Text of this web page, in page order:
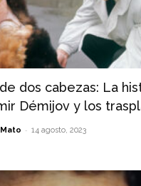
dos cabezas: La
Démijov y los
- 14 agosto, 2023